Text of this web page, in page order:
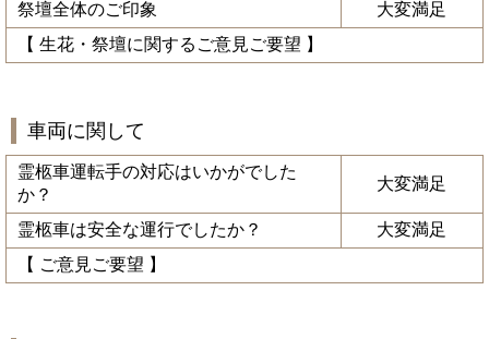
祭壇全体のご印象
大変満足
【 生花・祭壇に関するご意見ご要望 】
車両に関して
霊柩車運転手の対応はいかがでした
か？
大変満足
霊柩車は安全な運行でしたか？
大変満足
【 ご意見ご要望 】